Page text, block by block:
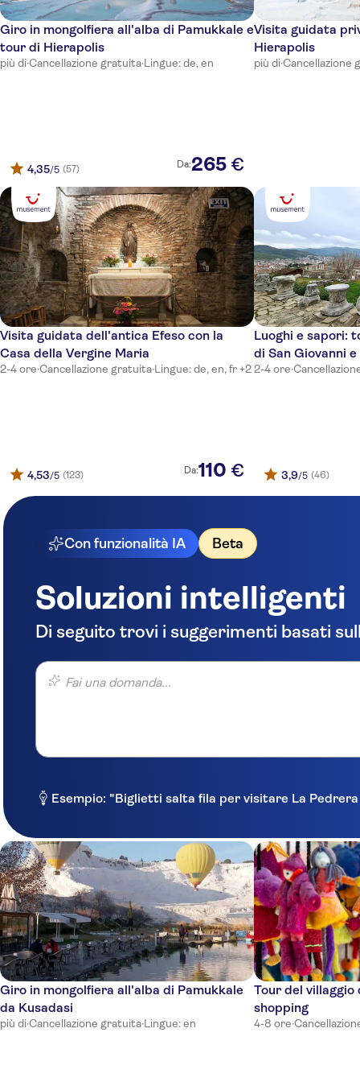
Paloma Marina Suites
KORUMAR EPHESUS BEACH HOTEL
Grand Blue Sky International
Marbel
Palm Wings Ephesus Kusadasi
Palm Hotel
Charisma De Luxe Hotel
Aqua Fantasy
Club Yali Hotels & Resort
Liberty Golf & Resort Kusadasi
Fantasia Hotel De Luxe Kusadasi
Pine Bay Holiday Resort
DoubleTree by Hilton Kusadasi
DOGAN BEACH RESORT & SPA HOTEL
TUI BLUE Ephesus
Palm Wings Kusadasi Beach Resort
Gumuldur Resort Hotel
Tropicano Kustur Club
Giro in mongolfiera all'alba di Pamukkale e
tour di Hierapolis
più di·Cancellazione gratuita·Lingue: de, en
4,35/5 (57) Da:265 €
Visita guidata
Hierapolis
più di·Cancellazione
Visita guidata dell'antica Efeso con la
Casa della Vergine Maria
2-4 ore·Cancellazione gratuita·Lingue: de, en, fr +2
4,53/5 (123) Da:110 €
Luoghi e sapori:
di San Giovanni
2-4 ore·
3,9/5 (46)
Con funzionalità IA Beta
Soluzioni intelligenti
Di seguito trovi i suggerimenti basati
Fai una domanda...
Esempio: "Biglietti salta fila per visitare La
Giro in mongolfiera all'alba di Pamukkale
da Kusadasi
più di·Cancellazione gratuita·Lingue: en
Tour del villaggio
shopping
4-8 ore·